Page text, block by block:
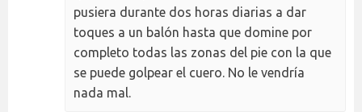
pusiera durante dos horas diarias a dar
toques a un balón hasta que domine por
completo todas las zonas del pie con la que
se puede golpear el cuero. No le vendría
nada mal.